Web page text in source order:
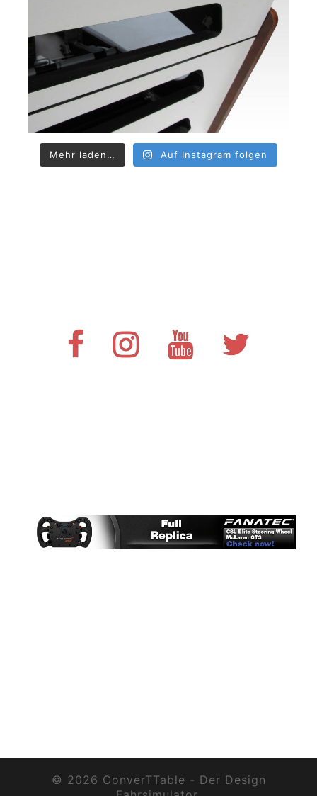
Mehr laden… Auf Instagram folgen
FacebookInstagram Youtube
© 2026 ConverTTable - Der Design